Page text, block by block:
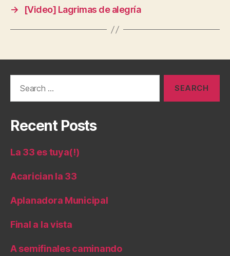
→
[Video] Lagrimas de alegría
Recent Posts
La 33 es tuya(!)
Acarician la 33
Aplanadora Municipal
Final a la vista
A semifinales caminando